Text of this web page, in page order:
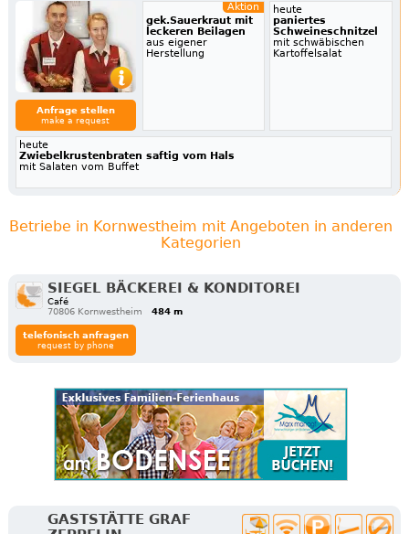
Anfrage stellen
make a request
Aktion
gek.Sauerkraut mit
leckeren Beilagen
aus eigener
Herstellung
heute
paniertes
Schweineschnitzel
mit schwäbischen
Kartoffelsalat
heute
Zwiebelkrustenbraten saftig vom Hals
mit Salaten vom Buffet
Betriebe in Kornwestheim mit Angeboten in anderen
Kategorien
SIEGEL BÄCKEREI & KONDITOREI
Café
70806 Kornwestheim
484 m
telefonisch anfragen
request by phone
GASTSTÄTTE GRAF